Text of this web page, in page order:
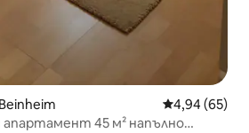
Средна
4,94 (65)
45 м² напълно